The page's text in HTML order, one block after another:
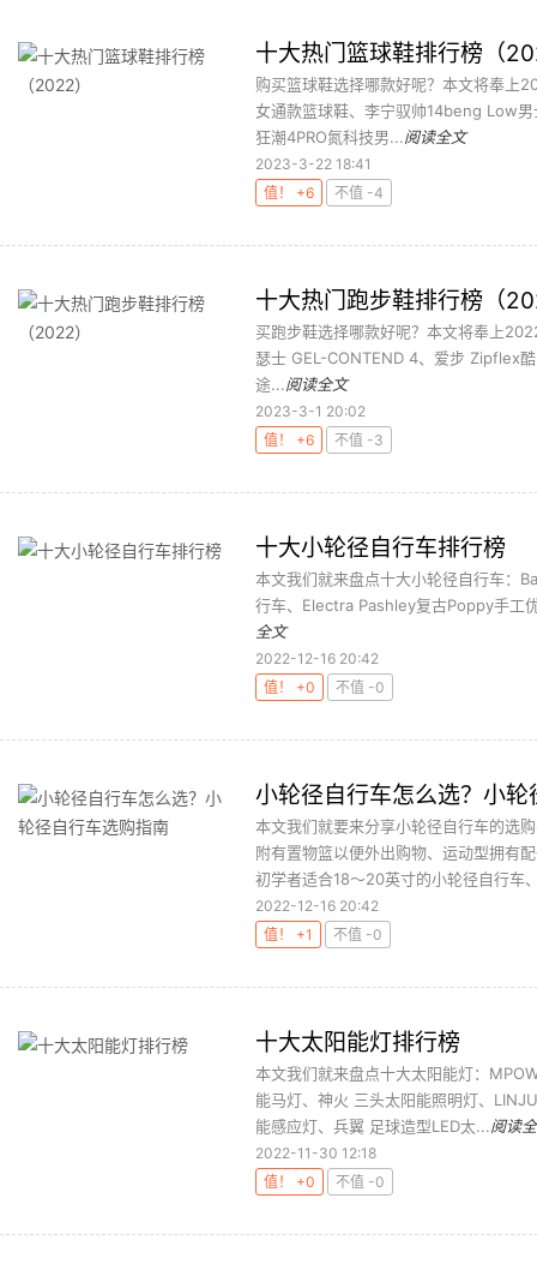
十大热门篮球鞋排行榜（
购买篮球鞋选择哪款好呢？本文将奉上
女通款篮球鞋、李宁驭帅14beng Low
狂潮4PRO氮科技男...阅读全文
2023-3-22 18:41
值！ +6
不值 -4
十大热门跑步鞋排行榜（
买跑步鞋选择哪款好呢？本文将奉上
瑟士 GEL-CONTEND 4、爱步 Zipflex
途...阅读全文
2023-3-1 20:02
值！ +6
不值 -3
十大小轮径自行车排行榜
本文我们就来盘点十大小轮径自行车：
行车、Electra Pashley复古Poppy手
全文
2022-12-16 20:42
值！ +0
不值 -0
小轮径自行车怎么选？小
本文我们就要来分享小轮径自行车的选
附有置物篮以便外出购物、运动型拥有
初学者适合18～20英寸的小轮径自行车
2022-12-16 20:42
值！ +1
不值 -0
十大太阳能灯排行榜
本文我们就来盘点十大太阳能灯：
能马灯、神火 三头太阳能照明灯、
能感应灯、兵翼 足球造型LED太...阅读
2022-11-30 12:18
值！ +0
不值 -0